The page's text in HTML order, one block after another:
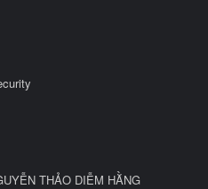
THẢO DIỄM HẰNG